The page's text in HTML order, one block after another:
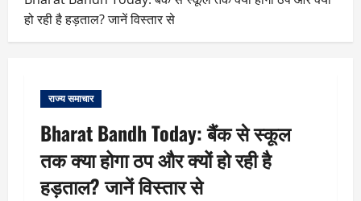
हो रही है हड़ताल? जानें विस्तार से
राज्य समाचार
Bharat Bandh Today: बैंक से स्कूल
तक क्या होगा ठप और क्यों हो रही है
हड़ताल? जानें विस्तार से